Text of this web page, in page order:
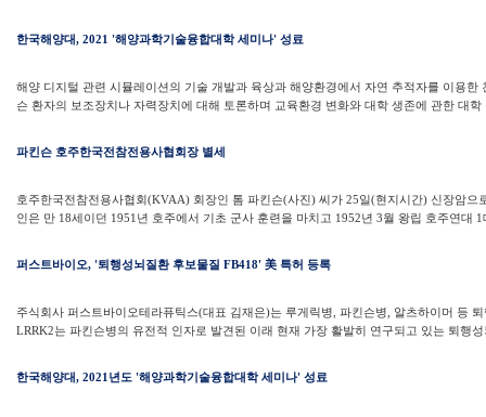
한국해양대, 2021 '해양과학기술융합대학 세미나' 성료
해양 디지털 관련 시뮬레이션의 기술 개발과 육상과 해양환경에서 자연 추적자를 이용한
슨 환자의 보조장치나 자력장치에 대해 토론하며 교육환경 변화와 대학 생존에 관한 대학
파킨슨 호주한국전참전용사협회장 별세
호주한국전참전용사협회(KVAA) 회장인 톰 파킨슨(사진) 씨가 25일(현지시간) 신장암으
인은 만 18세이던 1951년 호주에서 기초 군사 훈련을 마치고 1952년 3월 왕립 호주연대
퍼스트바이오, '퇴행성뇌질환 후보물질 FB418' 美 특허 등록
주식회사 퍼스트바이오테라퓨틱스(대표 김재은)는 루게릭병, 파킨슨병, 알츠하이머 등
LRRK2는 파킨슨병의 유전적 인자로 발견된 이래 현재 가장 활발히 연구되고 있는 퇴행
한국해양대, 2021년도 '해양과학기술융합대학 세미나' 성료